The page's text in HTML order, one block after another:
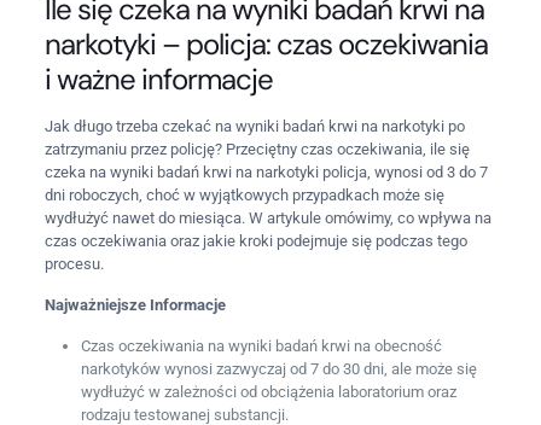
Ile się czeka na wyniki badań krwi na
narkotyki – policja: czas oczekiwania
i ważne informacje
Jak długo trzeba czekać na wyniki badań krwi na narkotyki po
zatrzymaniu przez policję? Przeciętny czas oczekiwania, ile się
czeka na wyniki badań krwi na narkotyki policja, wynosi od 3 do 7
dni roboczych, choć w wyjątkowych przypadkach może się
wydłużyć nawet do miesiąca. W artykule omówimy, co wpływa na
czas oczekiwania oraz jakie kroki podejmuje się podczas tego
procesu.
Najważniejsze Informacje
Czas oczekiwania na wyniki badań krwi na obecność
narkotyków wynosi zazwyczaj od 7 do 30 dni, ale może się
wydłużyć w zależności od obciążenia laboratorium oraz
rodzaju testowanej substancji.